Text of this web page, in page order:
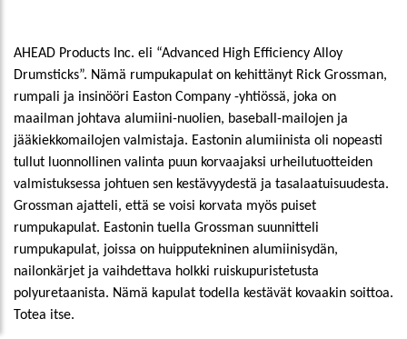
AHEAD Products Inc. eli “Advanced High Efficiency Alloy
Drumsticks”. Nämä rumpukapulat on kehittänyt Rick Grossman,
rumpali ja insinööri Easton Company -yhtiössä, joka on
maailman johtava alumiini-nuolien, baseball-mailojen ja
jääkiekkomailojen valmistaja. Eastonin alumiinista oli nopeasti
tullut luonnollinen valinta puun korvaajaksi urheilutuotteiden
valmistuksessa johtuen sen kestävyydestä ja tasalaatuisuudesta.
Grossman ajatteli, että se voisi korvata myös puiset
rumpukapulat. Eastonin tuella Grossman suunnitteli
rumpukapulat, joissa on huipputekninen alumiinisydän,
nailonkärjet ja vaihdettava holkki ruiskupuristetusta
polyuretaanista. Nämä kapulat todella kestävät kovaakin soittoa.
Totea itse.